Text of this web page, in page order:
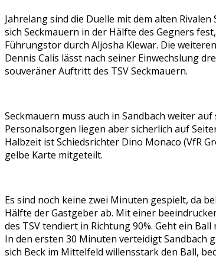
Jahrelang sind die Duelle mit dem alten
sich Seckmauern in der Hälfte des Gegners
Führungstor durch Aljosha Klewar. Die
Dennis Calis lässt nach seiner Einwechslung
souveräner Auftritt des TSV Seckmauern.
Seckmauern muss auch in Sandbach weiter
Personalsorgen liegen aber sicherlich auf
Halbzeit ist Schiedsrichter Dino Monaco (VfR
gelbe Karte mitgeteilt.
Es sind noch keine zwei Minuten gespielt, da
Hälfte der Gastgeber ab. Mit einer
des TSV tendiert in Richtung 90%. Geht ein
In den ersten 30 Minuten verteidigt Sandbach
sich Beck im Mittelfeld willensstark den Ball,